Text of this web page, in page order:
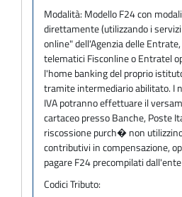
Modalità: Modello F24 con
direttamente (utilizzando i
online" dell'Agenzia delle
telematici Fisconline o Entratel
l'home banking del proprio
tramite intermediario abilitato. I
IVA potranno effettuare il
cartaceo presso Banche, Poste
riscossione purch� non
contributivi in compensazione,
pagare F24 precompilati
Codici Tributo: